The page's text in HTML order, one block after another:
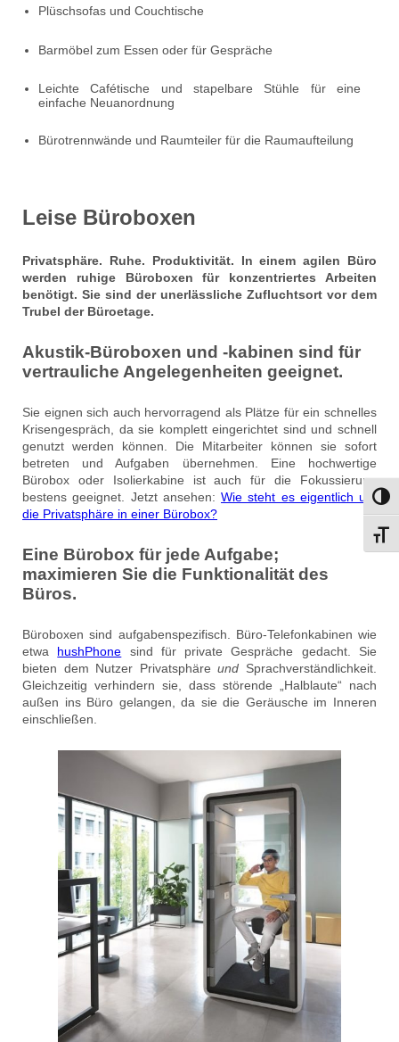
Plüschsofas und Couchtische
Barmöbel zum Essen oder für Gespräche
Leichte Cafétische und stapelbare Stühle für eine
einfache Neuanordnung
Bürotrennwände und Raumteiler für die Raumaufteilung
Leise Büroboxen
Privatsphäre. Ruhe. Produktivität. In einem agilen Büro
werden ruhige Büroboxen für konzentriertes Arbeiten
benötigt. Sie sind der unerlässliche Zufluchtsort vor dem
Trubel der Büroetage.
Akustik-Büroboxen und -kabinen sind für
vertrauliche Angelegenheiten geeignet.
Sie eignen sich auch hervorragend als Plätze für ein schnelles
Krisengespräch, da sie komplett eingerichtet sind und schnell
genutzt werden können. Die Mitarbeiter können sie sofort
betreten und Aufgaben übernehmen. Eine hochwertige
Bürobox oder Isolierkabine ist auch für die Fokussierung
bestens geeignet. Jetzt ansehen: Wie steht es eigentlich um
die Privatsphäre in einer Bürobox?
Eine Bürobox für jede Aufgabe;
maximieren Sie die Funktionalität des
Büros.
Büroboxen sind aufgabenspezifisch. Büro-Telefonkabinen wie
etwa hushPhone sind für private Gespräche gedacht. Sie
bieten dem Nutzer Privatsphäreund Sprachverständlichkeit.
Gleichzeitig verhindern sie, dass störende „Halblaute“ nach
außen ins Büro gelangen, da sie die Geräusche im Inneren
einschließen.